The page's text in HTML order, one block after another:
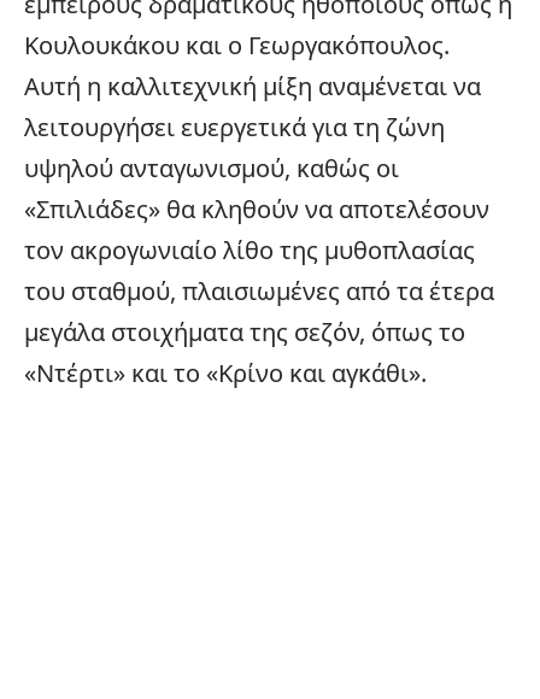
Κουλουκάκου και ο Γεωργακόπουλος.
Αυτή η καλλιτεχνική μίξη αναμένεται να
λειτουργήσει ευεργετικά για τη ζώνη
υψηλού ανταγωνισμού, καθώς οι
«Σπιλιάδες» θα κληθούν να αποτελέσουν
τον ακρογωνιαίο λίθο της μυθοπλασίας
του σταθμού, πλαισιωμένες από τα έτερα
μεγάλα στοιχήματα της σεζόν, όπως το
«Ντέρτι» και το «Κρίνο και αγκάθι».